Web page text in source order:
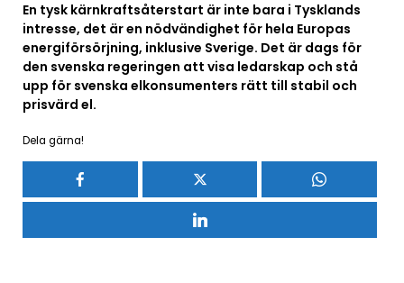
En tysk kärnkraftsåterstart är inte bara i Tysklands
intresse, det är en nödvändighet för hela Europas
energiförsörjning, inklusive Sverige. Det är dags för
den svenska regeringen att visa ledarskap och stå
upp för svenska elkonsumenters rätt till stabil och
prisvärd el.
Dela gärna!